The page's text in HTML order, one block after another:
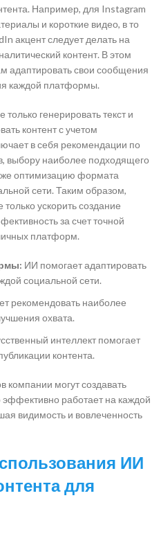
Например, для Instagram
и короткие видео, в то
акцент следует делать на
контент. В этом
адаптировать свои сообщения
каждой платформы.
генерировать текст и
контент с учетом
в себя рекомендации по
выбору наиболее подходящего
оптимизацию формата
сети. Таким образом,
ускорить создание
за счет точной
платформ.
ИИ помогает адаптировать
социальной сети.
рекомендовать наиболее
охвата.
интеллект помогает
контента.
компании могут создавать
работает на каждой
видимость и вовлеченность
ИИ
для